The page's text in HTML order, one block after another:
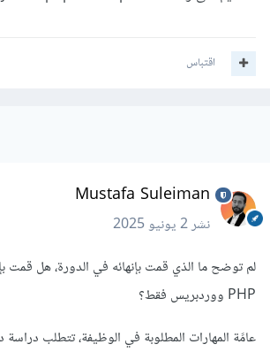
اقتباس
Mustafa Suleiman
نشر2 يونيو 2025
لم توضح ما الذي قمت بإنهائه في الدورة، هل قمت
PHP ووردبريس فقط؟
عامًة المهارات المطلوبة في الوظيفة، تتطلب